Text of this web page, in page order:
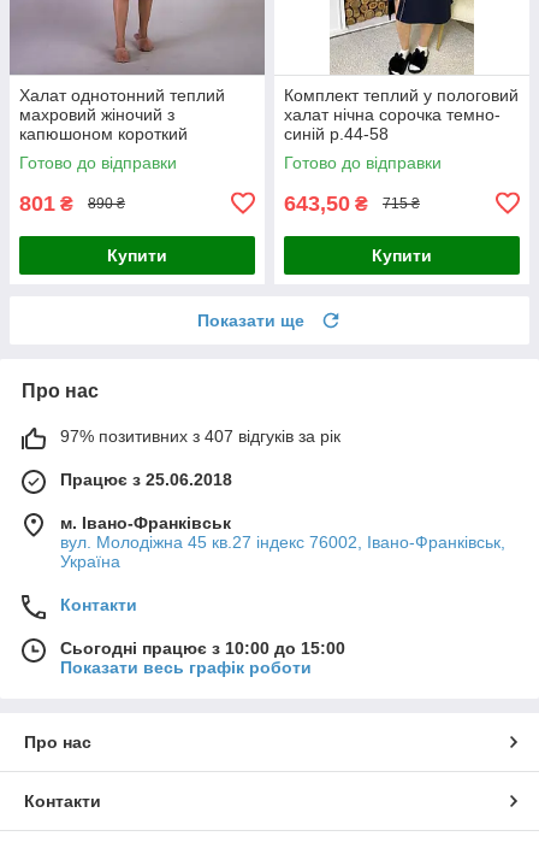
Халат однотонний теплий
махровий жіночий з
капюшоном короткий
молочний р.42-54
Готово до відправки
801 ₴ 890 ₴
Купити
Комплект теплий у пологовий
халат нічна сорочка темно-
синій р.44-58
Готово до відправки
643,50 ₴ 715 ₴
Купити
Показати ще
Про нас
97% позитивних з 407 відгуків за рік
Працює з 25.06.2018
м. Івано-Франківськ
вул. Молодіжна 45 кв.27 індекс 76002, Івано-Франківськ,
Україна
Контакти
Сьогодні працює з 10:00 до 15:00
Показати весь графік роботи
Про нас
Контакти